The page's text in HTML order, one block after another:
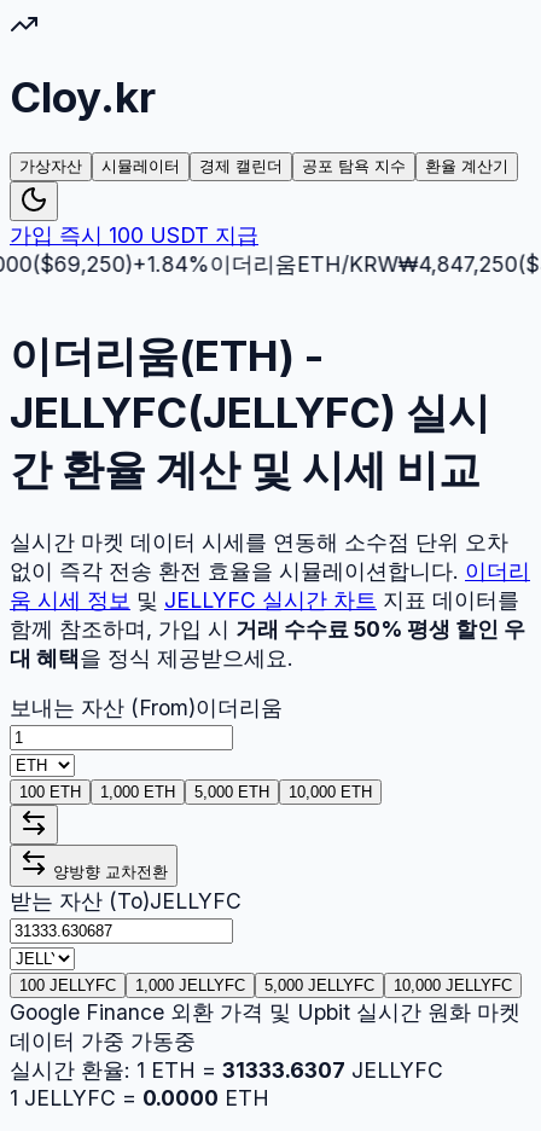
Cloy.kr
가상자산 시뮬레이터 경제 캘린더 공포 탐욕 지수 환율 계산기
가입 즉시 100 USDT 지급
69,250)+1.84%이더리움ETH/KRW₩4,847,250($
이더리움(ETH) -
JELLYFC(JELLYFC) 실시
간 환율 계산 및 시세 비교
실시간 마켓 데이터 시세를 연동해 소수점 단위 오차
없이 즉각 전송 환전 효율을 시뮬레이션합니다. 이더리
움 시세 정보 및 JELLYFC 실시간 차트 지표 데이터를
함께 참조하며, 가입 시 거래 수수료 50% 평생 할인 우
대 혜택을 정식 제공받으세요.
보내는 자산 (From)이더리움
100 ETH 1,000 ETH 5,000 ETH 10,000 ETH
양방향 교차전환
받는 자산 (To)JELLYFC
100 JELLYFC 1,000 JELLYFC 5,000 JELLYFC 10,000 JELLYFC
Google Finance 외환 가격 및 Upbit 실시간 원화 마켓
데이터 가중 가동중
실시간 환율: 1 ETH = 31333.6307 JELLYFC
1 JELLYFC = 0.0000 ETH